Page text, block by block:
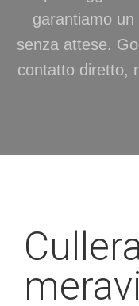
garantiamo
senza attese.
contatto diretto,